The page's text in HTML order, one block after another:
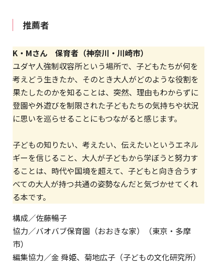
推薦者
K・Mさん 保育者（神奈川・川崎市）
ユダヤ人強制収容所という場所で、子どもたちが何を
考えどう生きたか、そのとき大人がどのような役割を
果たしたのかを知ることは、突然、理由もわからずに
登園や外遊びを制限された子どもたちの気持ちや状況
に思いを巡らせることにもつながると感じます。
子どもの知りたい、考えたい、伝えたいというエネル
ギーを信じること、大人が子どもから学ぼうと努力す
ることは、時代や国境を超えて、子どもと向き合うす
べての大人が持つ共通の姿勢なんだと気づかせてくれ
る本です。
構成／佐藤暢子
協力／バオバブ保育園（おおきな家）（東京・多摩
市）
編集協力／金 舜姫、菊地広子（子どもの文化研究所）